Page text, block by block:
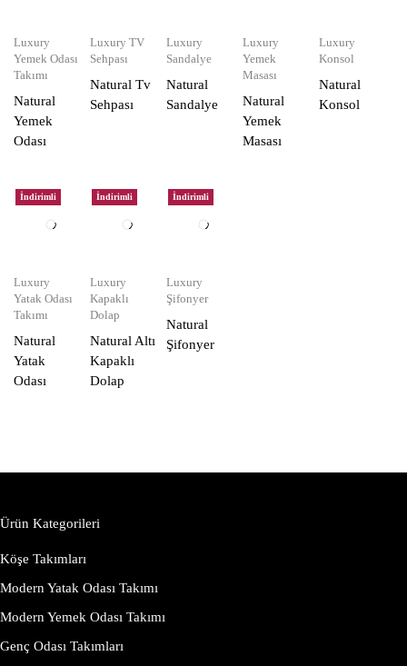
Luxury
Yemek Odası
Takımı
Natural
Yemek
Odası
Luxury TV
Sehpası
Natural Tv
Sehpası
Luxury
Sandalye
Natural
Sandalye
Luxury
Yemek
Masası
Natural
Yemek
Masası
Luxury
Konsol
Natural
Konsol
İndirimli
Luxury
Yatak Odası
Takımı
Natural
Yatak
Odası
İndirimli
Luxury
Kapaklı
Dolap
Natural Altı
Kapaklı
Dolap
İndirimli
Luxury
Şifonyer
Natural
Şifonyer
Ürün Kategorileri
Köşe Takımları
Modern Yatak Odası Takımı
Modern Yemek Odası Takımı
Genç Odası Takımları